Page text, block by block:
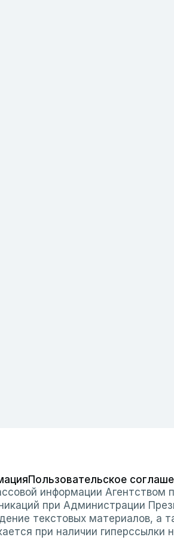
Пользовательское
информации Агентством
при Администрации
текстовых материалов, а
при наличии гиперссылки